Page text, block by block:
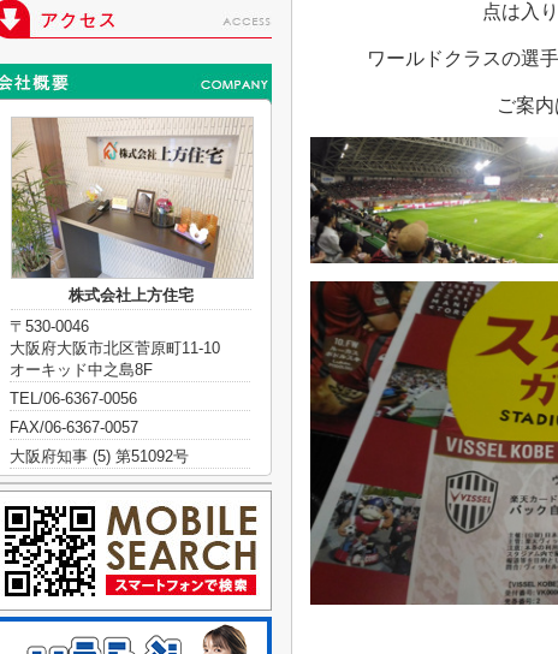
点は入
ワールドクラスの選
ご案
株式会社上方住宅
〒530-0046
大阪府大阪市北区菅原町11-10
オーキッド中之島8F
TEL/06-6367-0056
FAX/06-6367-0057
大阪府知事 (5) 第51092号